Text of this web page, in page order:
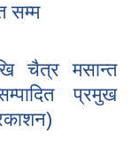
सम्म
चैत्र मसान्त
प्रमुख